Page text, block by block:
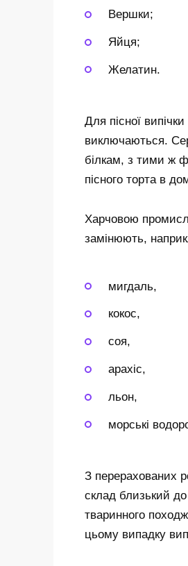
Вершки;
Яйця;
Желатин.
Для пісної
виключаються.
білкам, з тими ж
пісного торта в
Харчовою
замінюють,
мигдаль,
кокос,
соя,
арахіс,
льон,
морські
З перерахованих
склад близький до
тваринного
цьому випадку